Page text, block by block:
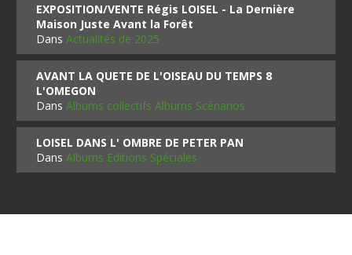
EXPOSITION/VENTE Régis LOISEL - La Dernière
Maison Juste Avant la Forêt
DansActualités de 2025
AVANT LA QUETE DE L'OISEAU DU TEMPS 8
L'OMEGON
DansAlbums collectifs Albums Scénarios
LOISEL DANS L' OMBRE DE PETER PAN
DansAlbums Editions Spéciales